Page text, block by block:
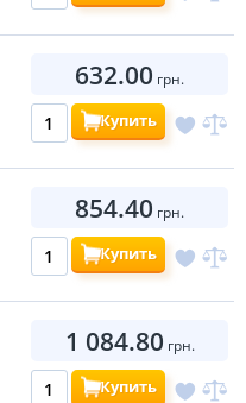
632.00 грн.
Купить
854.40 грн.
Купить
1 084.80 грн.
Купить